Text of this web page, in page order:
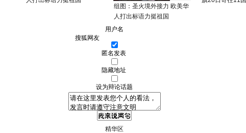
组图：圣火境外接力 欧美华
人打出标语力挺祖国
用户名
匿名发表
隐藏地址
设为辩论话题
精华区